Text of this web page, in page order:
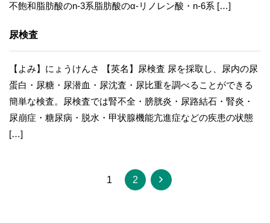
不飽和脂肪酸のn-3系脂肪酸のα-リノレン酸・n-6系 […]
尿検査
【よみ】にょうけんさ 【英名】尿検査 尿を採取し、尿内の尿
蛋白・尿糖・尿潜血・尿沈査・尿比重を調べることができる
簡単な検査。尿検査では腎不全・膀胱炎・尿路結石・腎炎・
尿崩症・糖尿病・脱水・甲状腺機能亢進症などの疾患の状態
[…]
1 2